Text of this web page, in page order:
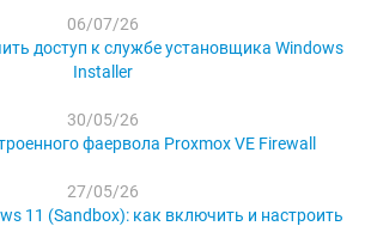
06/07/26
доступ к службе установщика Windows
Installer
30/05/26
фаервола Proxmox VE Firewall
27/05/26
11 (Sandbox): как включить и настроить